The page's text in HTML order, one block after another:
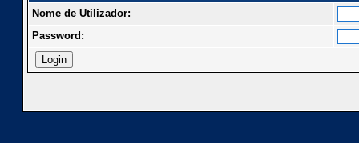
Nome de Utilizador:
Password: